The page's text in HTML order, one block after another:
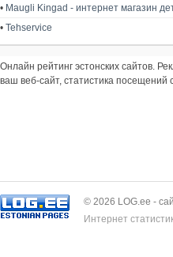
• Maugli Kingad - интернет магазин
• Tehservice
Онлайн рейтинг эстонских сайтов.
ваш веб-сайт, статистика
© 2026 LOG.ee -
Интернет